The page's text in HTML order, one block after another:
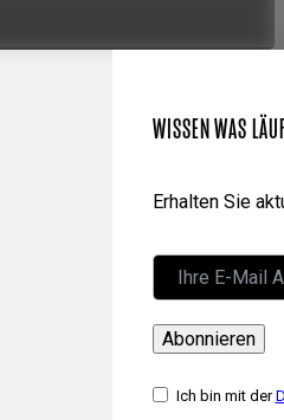
WISSEN WAS
Erhalten Sie
Abonnieren
Ich bin mit der